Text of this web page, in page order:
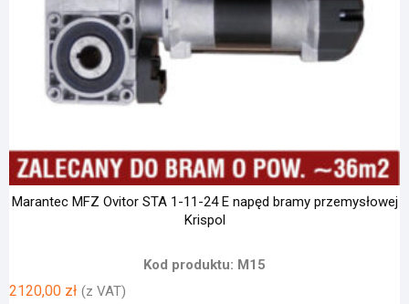
Marantec MFZ Ovitor STA 1-11-24 E napęd bramy przemysłowej
Krispol
Kod produktu: M15
2120,00 zł (z VAT)